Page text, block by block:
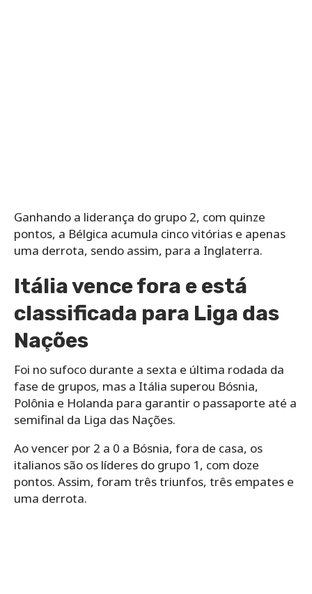
Ganhando a liderança do grupo 2, com quinze
pontos, a Bélgica acumula cinco vitórias e apenas
uma derrota, sendo assim, para a Inglaterra.
Itália vence fora e está
classificada para Liga das
Nações
Foi no sufoco durante a sexta e última rodada da
fase de grupos, mas a Itália superou Bósnia,
Polônia e Holanda para garantir o passaporte até a
semifinal da Liga das Nações.
Ao vencer por 2 a 0 a Bósnia, fora de casa, os
italianos são os líderes do grupo 1, com doze
pontos. Assim, foram três triunfos, três empates e
uma derrota.